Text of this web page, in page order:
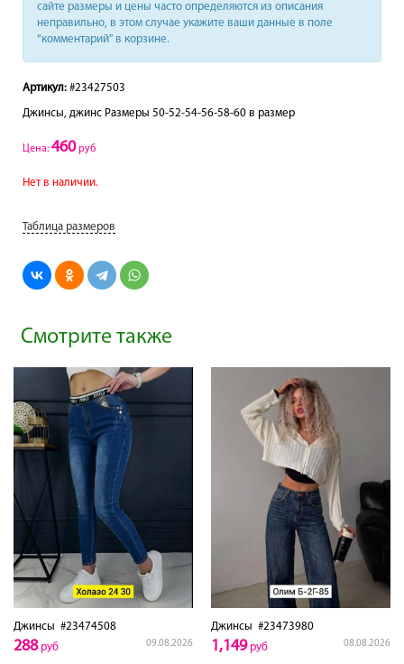
сайте размеры и цены часто определяются из описания
неправильно, в этом случае укажите ваши данные в поле
“комментарий” в корзине.
Артикул: #23427503
Джинсы, джинс Размеры 50-52-54-56-58-60 в размер
Цена: 460руб
Нет в наличии.
Таблица размеров
Смотрите также
Джинсы #23474508
09.08.2026
288руб
Джинсы #23473980
08.08.2026
1,149руб